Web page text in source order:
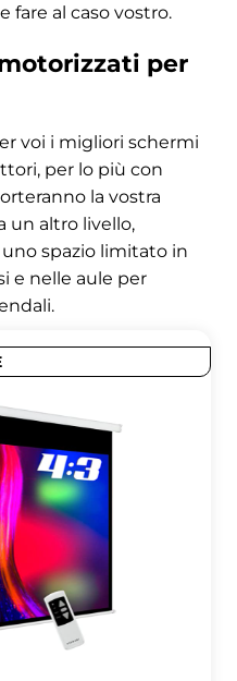
fare al caso vostro.
per
voi i migliori schermi
per lo più con
la vostra
un altro livello,
spazio limitato in
e nelle aule per